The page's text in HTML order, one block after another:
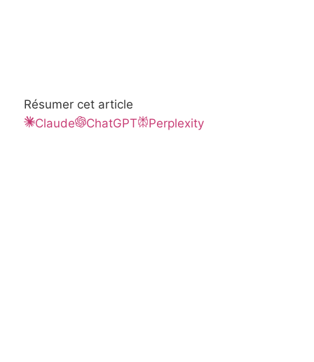
Résumer cet article
Claude
ChatGPT Perplexity